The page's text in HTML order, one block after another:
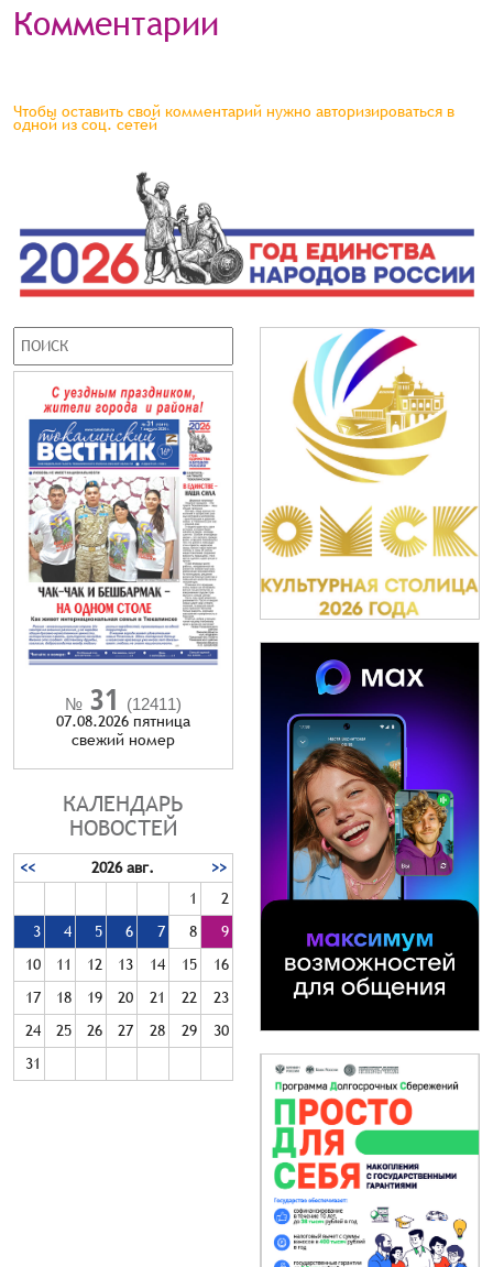
Комментарии
Чтобы оставить свой комментарий нужно авторизироваться в
одной из соц. сетей
№ 31 (12411)
07.08.2026 пятница
cвежий номер
КАЛЕНДАРЬ
НОВОСТЕЙ
<< 2026 авг.
>>
1
2
3
4 5 6 7 8
9
10
11 12 13 14 15
16
17
18 19 20 21 22
23
24
25 26 27 28 29
30
31